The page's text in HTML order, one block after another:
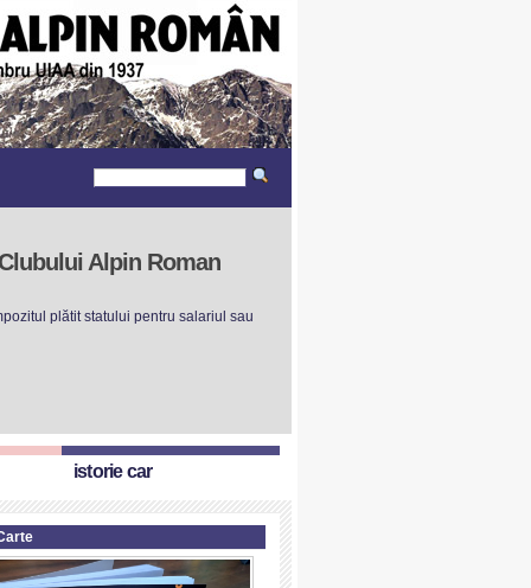
Alpin Roman
plătit statului pentru salariul sau
istorie car